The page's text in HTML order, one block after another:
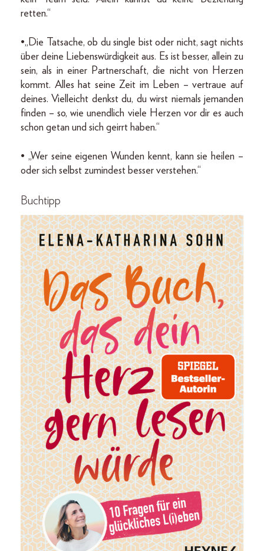
retten.“
•„Die Tatsache, ob du single bist oder nicht, sagt nichts
über deine Liebenswürdigkeit aus. Es ist besser, allein zu
sein, als in einer Partnerschaft, die nicht von Herzen
kommt. Alles hat seine Zeit im Leben – vertraue auf
deines. Vielleicht denkst du, du wirst niemals jemanden
finden – so, wie unendlich viele Herzen vor dir es auch
schon getan und sich geirrt haben.“
• „Wer seine eigenen Wunden kennt, kann sie heilen –
oder sich selbst zumindest besser verstehen.“
Buchtipp